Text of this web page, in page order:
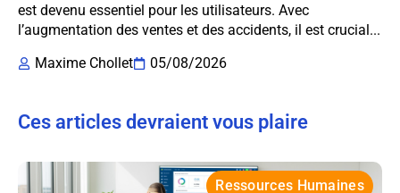
est devenu essentiel pour les utilisateurs. Avec
l’augmentation des ventes et des accidents, il est crucial...
Maxime Chollet
05/08/2026
Ces articles devraient vous plaire
Ressources Humaines